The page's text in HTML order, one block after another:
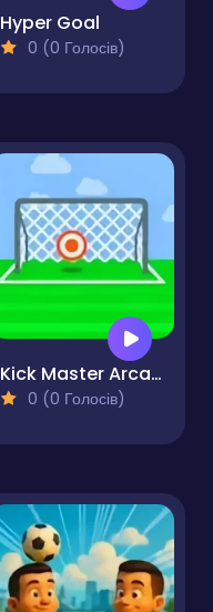
Hyper Goal
0 (0 Голосів)
Kick Master Arcade
0 (0 Голосів)